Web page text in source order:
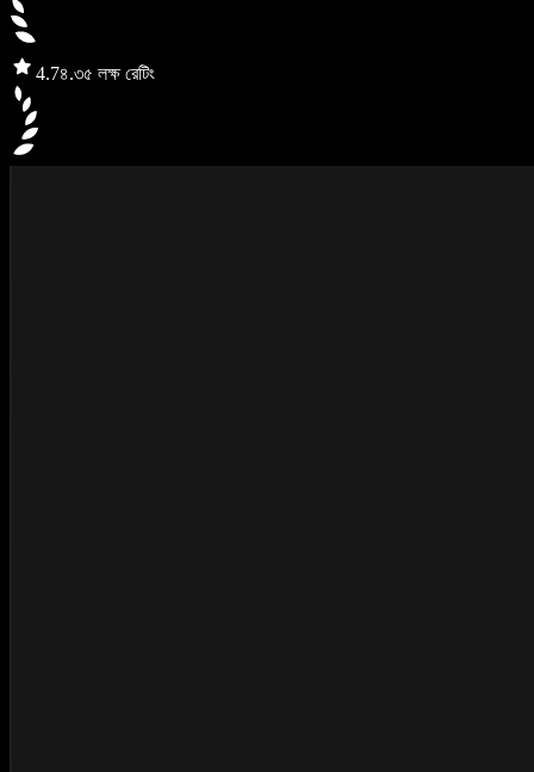
4.7৪.৩৫ লক্ষ রেটিং